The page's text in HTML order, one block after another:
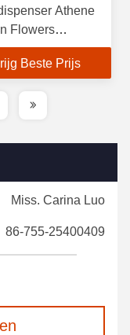
Athene
Flowers
set voor thuis
zeep
Beste Prijs
Miss. Carina Luo
86-755-25400409